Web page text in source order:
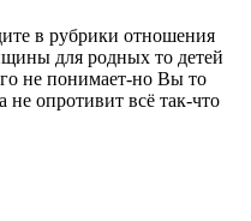
в рубрики отношения
для родных то детей
не понимает-но Вы то
опротивит всё так-что